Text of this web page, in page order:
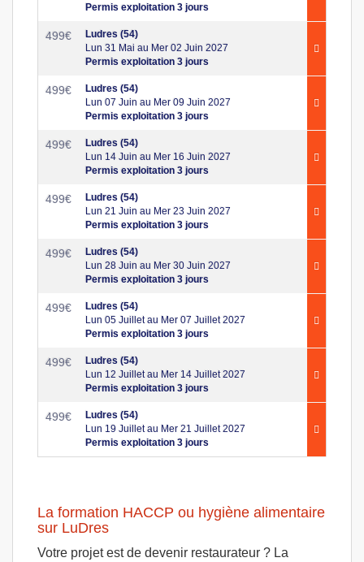
Permis exploitation 3 jours
499€
Ludres (54)
Lun 31 Mai au Mer 02 Juin 2027
Permis exploitation 3 jours
499€
Ludres (54)
Lun 07 Juin au Mer 09 Juin 2027
Permis exploitation 3 jours
499€
Ludres (54)
Lun 14 Juin au Mer 16 Juin 2027
Permis exploitation 3 jours
499€
Ludres (54)
Lun 21 Juin au Mer 23 Juin 2027
Permis exploitation 3 jours
499€
Ludres (54)
Lun 28 Juin au Mer 30 Juin 2027
Permis exploitation 3 jours
499€
Ludres (54)
Lun 05 Juillet au Mer 07 Juillet 2027
Permis exploitation 3 jours
499€
Ludres (54)
Lun 12 Juillet au Mer 14 Juillet 2027
Permis exploitation 3 jours
499€
Ludres (54)
Lun 19 Juillet au Mer 21 Juillet 2027
Permis exploitation 3 jours
La formation HACCP ou hygiène alimentaire
sur LuDres
Votre projet est de devenir restaurateur ? La